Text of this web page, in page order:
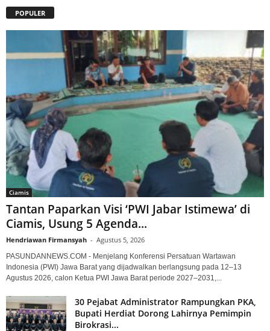
POPULER
Ciamis
Tantan Paparkan Visi ‘PWI Jabar Istimewa’ di
Ciamis, Usung 5 Agenda...
Hendriawan Firmansyah - Agustus 5, 2026
PASUNDANNEWS.COM - Menjelang Konferensi Persatuan Wartawan
Indonesia (PWI) Jawa Barat yang dijadwalkan berlangsung pada 12–13
Agustus 2026, calon Ketua PWI Jawa Barat periode 2027–2031,...
30 Pejabat Administrator Rampungkan PKA,
Bupati Herdiat Dorong Lahirnya Pemimpin
Birokrasi...